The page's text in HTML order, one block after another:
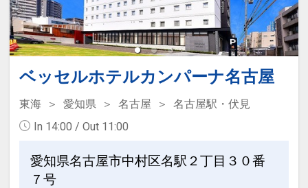
ベッセルホテルカンパーナ名古屋
東海 愛知県 名古屋
名古屋駅・伏見
In 14:00 / Out 11:00
愛知県名古屋市中村区名駅２丁目３０番
７号